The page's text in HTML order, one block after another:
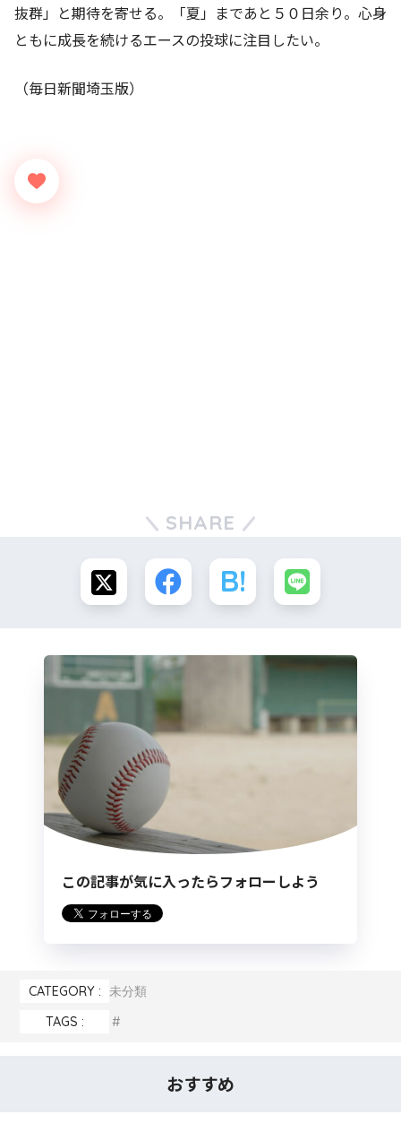
抜群」と期待を寄せる。「夏」まであと５０日余り。心身
ともに成長を続けるエースの投球に注目したい。
（毎日新聞埼玉版）
SHARE
この記事が気に入ったらフォローしよう
CATEGORY :
未分類
TAGS :
おすすめ